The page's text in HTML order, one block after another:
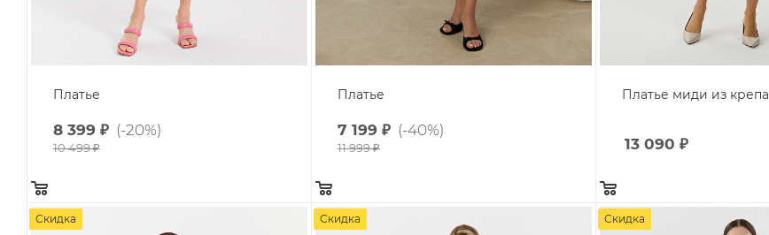
Платье
8 399 ₽ (-20%)
10 499₽
Платье
7 199 ₽ (-40%)
11 999₽
Платье миди из крепа
13 090 ₽
Скидка Скидка Скидка